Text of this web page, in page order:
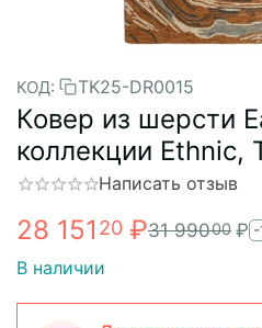
КОД: TK25-DR0015
Ковер из шерсти
коллекции Ethnic,
Написать отзыв
28 151 20 ₽31 99000 ₽
В наличии